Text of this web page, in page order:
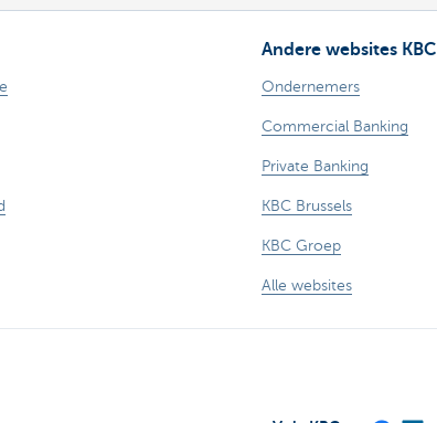
Andere websites KBC
Ondernemers
Commercial Banking
Private Banking
KBC Brussels
KBC Groep
Alle websites